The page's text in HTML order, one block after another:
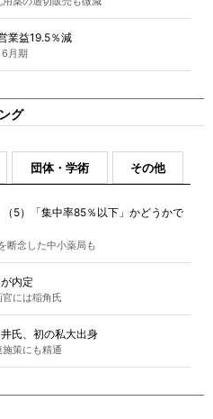
業益19.5％減
月期
グ
団体・学術 その他
（5）「集中率85％以下」かどうかで
断念した中小薬局も
内定
には稲角氏
氏、初の私大出身
策にも精通